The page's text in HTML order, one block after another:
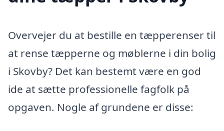
Overvejer du at bestille en tæpperenser til
at rense tæpperne og møblerne i din bolig
i Skovby? Det kan bestemt være en god
ide at sætte professionelle fagfolk på
opgaven. Nogle af grundene er disse: